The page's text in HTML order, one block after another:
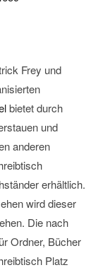
Frey und
bietet durch
und
anderen
erhältlich.
wird dieser
Die nach
Ordner, Bücher
Platz